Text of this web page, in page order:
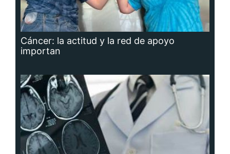
Cáncer: la actitud y la red de apoyo
importan